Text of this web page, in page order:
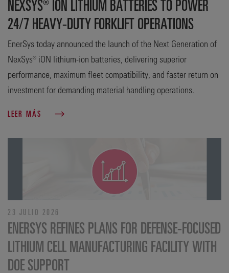
NEXSYS® ION LITHIUM BATTERIES TO POWER
24/7 HEAVY-DUTY FORKLIFT OPERATIONS
EnerSys today announced the launch of the Next Generation of
NexSys® iON lithium-ion batteries, delivering superior
performance, maximum fleet compatibility, and faster return on
investment for demanding material handling operations.
LEER MÁS
23 JULIO 2026
ENERSYS REFINES PLANS FOR DEFENSE‑FOCUSED
LITHIUM CELL MANUFACTURING FACILITY WITH
DOE SUPPORT